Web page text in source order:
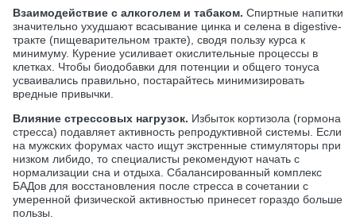
Взаимодействие с алкоголем и табаком. Спиртные напитки
значительно ухудшают всасывание цинка и селена в digestive-
тракте (пищеварительном тракте), сводя пользу курса к
минимуму. Курение усиливает окислительные процессы в
клетках. Чтобы биодобавки для потенции и общего тонуса
усваивались правильно, постарайтесь минимизировать
вредные привычки.
Влияние стрессовых нагрузок. Избыток кортизола (гормона
стресса) подавляет активность репродуктивной системы. Если
на мужских форумах часто ищут экстренные стимуляторы при
низком либидо, то специалисты рекомендуют начать с
нормализации сна и отдыха. Сбалансированный комплекс
БАДов для восстановления после стресса в сочетании с
умеренной физической активностью принесет гораздо больше
пользы.